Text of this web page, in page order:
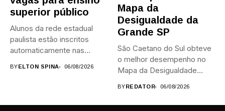
superior público
Alunos da rede estadual
paulista estão inscritos
automaticamente nas
BY ELTON SPINA 06/08/2026
Mapa da
Desigualdade da
Grande SP
São Caetano do Sul obteve
o melhor desempenho no
Mapa da Desigualdade...
BY REDATOR 06/08/2026